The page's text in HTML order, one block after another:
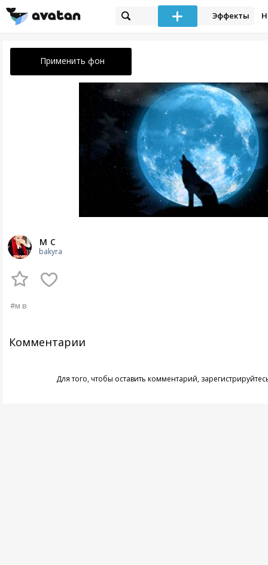
Эффекты
Применить фон
м с
bakyra
#м в
Комментарии
Для того, чтобы оставить комментарий,